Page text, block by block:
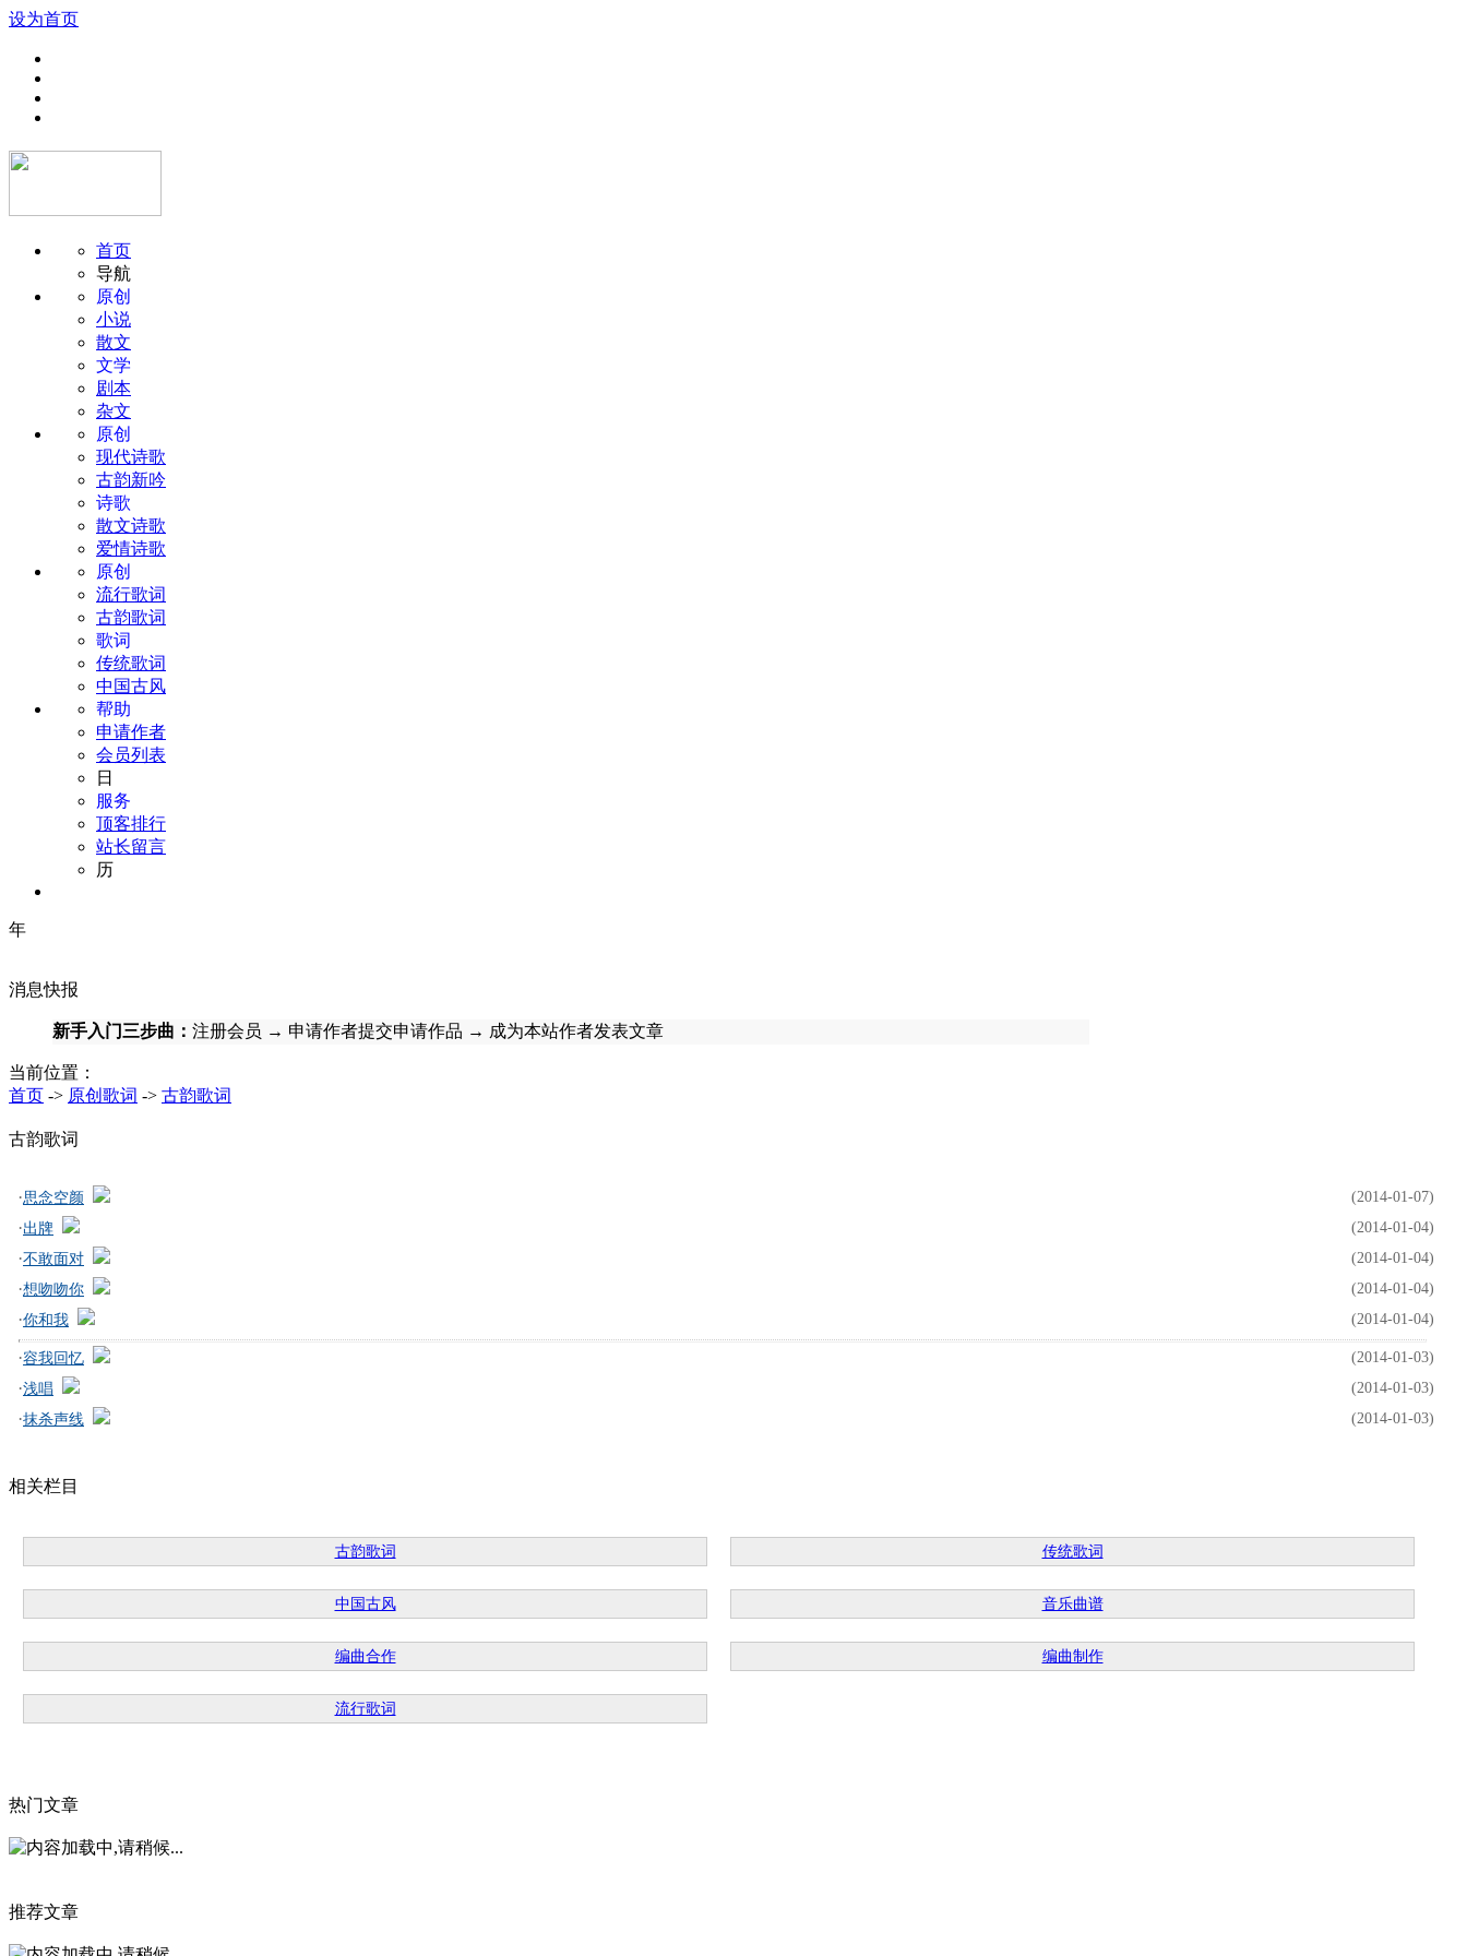
设为首页
首页
导航
原创
小说
散文
文学
剧本
杂文
原创
现代诗歌
古韵新吟
诗歌
散文诗歌
爱情诗歌
原创
流行歌词
古韵歌词
歌词
传统歌词
中国古风
帮助
申请作者
会员列表
日
服务
顶客排行
站长留言
历
年
消息快报
新手入门三步曲： 注册会员 → 申请作者提交申请作品 → 成为本站作者发表文章
当前位置：
首页 -> 原创歌词 -> 古韵歌词
古韵歌词
·思念空颜 (2014-01-07)
·出牌 (2014-01-04)
·不敢面对 (2014-01-04)
·想吻吻你 (2014-01-04)
·你和我 (2014-01-04)
·容我回忆 (2014-01-03)
·浅唱 (2014-01-03)
·抹杀声线 (2014-01-03)
相关栏目
古韵歌词 传统歌词
中国古风 音乐曲谱
编曲合作 编曲制作
流行歌词
热门文章
推荐文章